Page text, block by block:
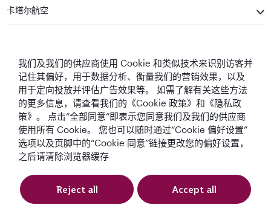
卡塔尔航空
中东最佳航空公司全球最佳航空公司 全球最佳商务舱全球最佳商务舱休
息室
我们及我们的供应商使用 Cookie 和类似技术来识别访客并
记住其偏好，用于数据分析、衡量我们的营销效果，以及
用于定向投放并评估广告效果等。 如需了解有关这些方法
的更多信息，请查看我们的《Cookie 政策》和《隐私政
策》。 点击“全部同意”即表示您同意我们及我们的供应商
使用所有 Cookie。 您也可以随时通过“Cookie 偏好设置”
选项以及页脚中的“Cookie 同意”链接更改您的偏好设置，
之后请清除浏览器缓存
Reject all Accept all